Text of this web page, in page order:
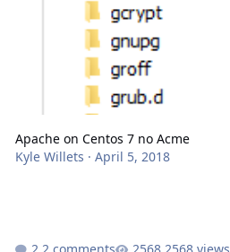
Apache on Centos 7 no Acme
Kyle Willets · April 5, 2018